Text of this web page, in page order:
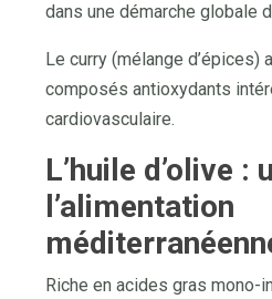
dans une démarche globale
Le curry (mélange
composés antioxydants
cardiovasculaire.
L’huile d’olive :
l’alimentation
Riche en acides gras mono-